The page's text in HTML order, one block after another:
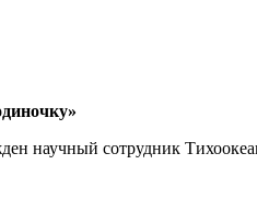
научный сотрудник